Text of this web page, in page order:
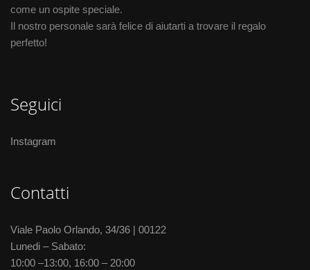
come un ospite speciale.
Il nostro personale sarà felice di aiutarti a trovare il regalo
perfetto!
Seguici
Instagram
Contatti
Viale Paolo Orlando, 34/36 | 00122
Lunedi – Sabato:
10:00 –13:00, 16:00 – 20:00